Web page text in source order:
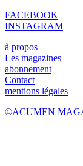
FACEBOOK
INSTAGRAM
à propos
Les magazines
abonnement
Contact
mentions légales
©ACUMEN